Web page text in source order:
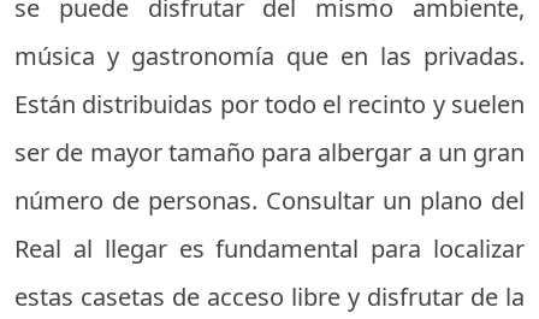
se puede disfrutar del mismo ambiente,
música y gastronomía que en las privadas.
Están distribuidas por todo el recinto y suelen
ser de mayor tamaño para albergar a un gran
número de personas. Consultar un plano del
Real al llegar es fundamental para localizar
estas casetas de acceso libre y disfrutar de la